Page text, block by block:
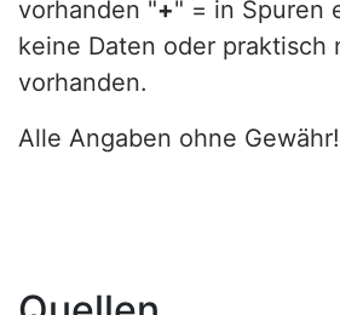
vorhanden "+" = in Spuren
keine Daten oder praktisch
vorhanden.
Alle Angaben ohne Gewähr!